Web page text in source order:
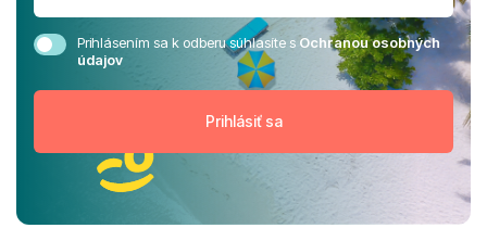
Prihlásením sa k odberu súhlasíte sOchranou osobných
údajov